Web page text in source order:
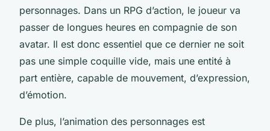
personnages. Dans un RPG d’action, le joueur va
passer de longues heures en compagnie de son
avatar. Il est donc essentiel que ce dernier ne soit
pas une simple coquille vide, mais une entité à
part entière, capable de mouvement, d’expression,
d’émotion.
De plus, l’animation des personnages est